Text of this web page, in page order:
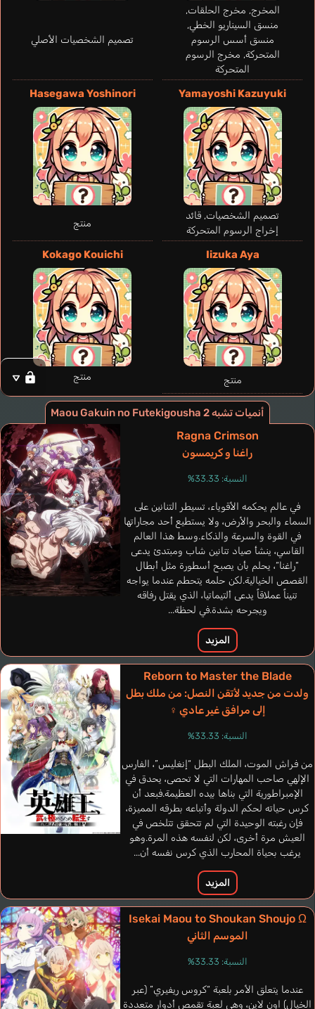
المخرج, مخرج الحلقات,
منسق السيناريو الخطي,
منسق أسس الرسوم
المتحركة, مخرج الرسوم
المتحركة
تصميم الشخصيات الأصلي
Yamayoshi Kazuyuki
تصميم الشخصيات, قائد
إخراج الرسوم المتحركة
Hasegawa Yoshinori
منتج
Iizuka Aya
منتج
Kokago Kouichi
منتج
Lipkins Leslie
فرنسي
Knickerbocker
Brianna
إنجليزي
Ángeles Jessica
إسباني
Amorim Tess
برتغالي
Voldigoad Anos
Umehara Yuuichirou
Le Aleks
إنجليزي
Ortega Gerardo
Aeon Rania
Endou Aya
أنميات تشبه Maou Gakuin no Futekigousha 2
Ragna Crimson
راغنا و كريمسون
النسبة: 33.33%
في عالم يحكمه الأقوياء، تسيطر التنانين على
السماء والبحر والأرض، ولا يستطيع أحد مجاراتها
في القوة والسرعة والذكاء.وسط هذا العالم
القاسي، ينشأ صياد تنانين شاب ومبتدئ يدعى
“راغنا“، يحلم بأن يصبح أسطورة مثل أبطال
القصص الخيالية.لكن حلمه يتحطم عندما يواجه
تنيناً عملاقاً يدعى ألتيماتيا، الذي يقتل رفاقه
ويجرحه بشدة.في لحظة...
المزيد
Reborn to Master the Blade
ولدت من جديد لأتقن النصل: من ملك بطل
إلى مرافق غير عادي ♀
النسبة: 33.33%
من فراش الموت، الملك البطل “إنغليس”، الفارس
الإلهي صاحب المهارات التي لا تحصى، يحدق في
الإمبراطورية التي بناها بيده العظيمة.فبعد أن
كرس حياته لحكم الدولة وأتباعه بطرقه المميزة،
فإن رغبته الوحيدة التي لم تتحقق تتلخص في
العيش مرة أخرى، لكن لنفسه هذه المرة.وهو
يرغب بحياة المحارب الذي كرس نفسه أن...
المزيد
Isekai Maou to Shoukan Shoujo Ω
الموسم الثاني
النسبة: 33.33%
عندما يتعلق الأمر بلعبة “كروس ريفيري” (عبر
الخيال) اون لاين، وهي لعبة تقمص أدوار متعددة